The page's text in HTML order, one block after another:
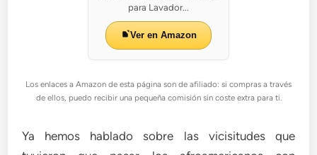
para Lavador...
Ver en Amazon
Los enlaces a Amazon de esta página son de afiliado: si compras a través
de ellos, puedo recibir una pequeña comisión sin coste extra para ti.
Ya hemos hablado sobre las vicisitudes que